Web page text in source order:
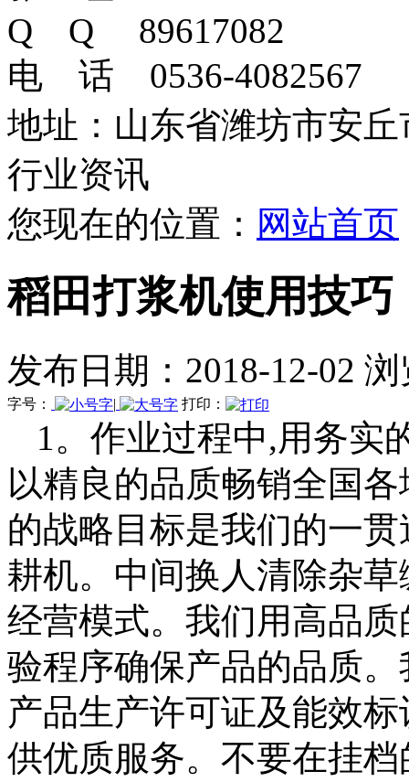
Q Q 89617082
电 话 0536-4082567
地址：山东省潍坊市安
行业资讯
您现在的位置： 网站首页
稻田打浆机使用技巧
发布日期：2018-12-02
字号： | 打印：
1。作业过程中,用务实
以精良的品质畅销全国
的战略目标是我们的一
耕机。中间换人清除杂
经营模式。我们用高品
验程序确保产品的品质
产品生产许可证及能效
供优质服务。不要在挂